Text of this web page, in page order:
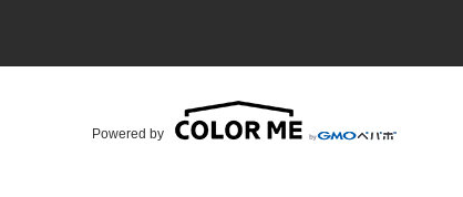
Powered by